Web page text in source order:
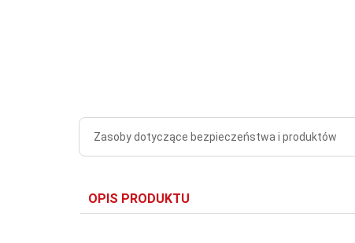
Zasoby dotyczące bezpieczeństwa i produktów
OPIS PRODUKTU